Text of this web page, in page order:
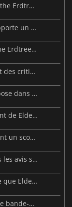
Un joueur de Elden Ring finit Shadow of the Erdtree avec 1 HP
La dernière mise à jour de Elden Ring apporte un équilibre et des améliorations au boss final de Shadow of the Erdtree.
La difficulté de Elden Ring : Shadow of the Erdtree sera "calibrée".
Elden Ring : Shadow of the Erdtree reçoit des critiques mitigées sur Steam
Elden Ring : Shadow of the Erdtree s'impose dans les charts sur Steam
Regardez la bande-annonce de lancement de Elden Ring : Shadow of the Erdtree avant sa sortie
Elden Ring : Shadow of the Erdtree obtient un score incroyable sur Metacritic
Elden Ring : Shadow of the Erdtree : tous les avis sont positifs
Shadow of the Erdtree sera aussi difficile que Elden Ring
Elden Ring : Shadow of Erdtree reçoit une bande-annonce épique